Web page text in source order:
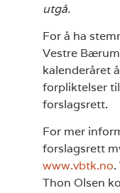
utgå.
For å ha
Vestre
kalenderåret
forpliktelser
forslagsrett.
For mer
forslagsrett
www.vbtk.no
Thon Olsen